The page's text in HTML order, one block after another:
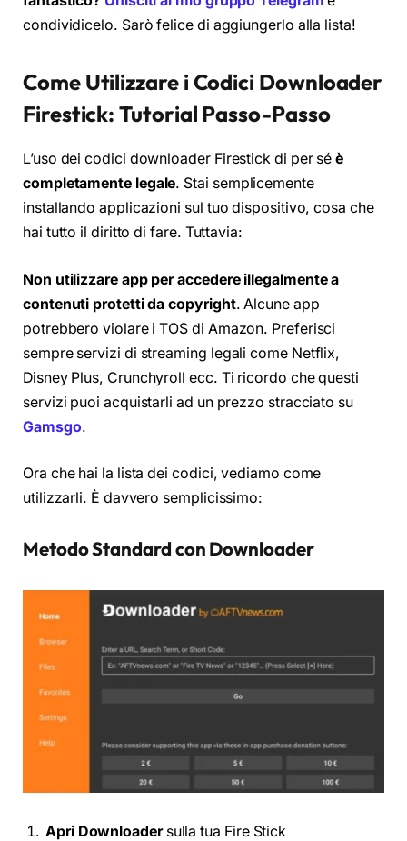
condividicelo. Sarò felice di aggiungerlo alla lista!
Come Utilizzare i Codici Downloader
Firestick: Tutorial Passo-Passo
L’uso dei codici downloader Firestick di per séè
completamente legale. Stai semplicemente
installando applicazioni sul tuo dispositivo, cosa che
hai tutto il diritto di fare. Tuttavia:
Non utilizzare app per accedere illegalmente a
contenuti protetti da copyright. Alcune app
potrebbero violare i TOS di Amazon. Preferisci
sempre servizi di streaming legali come Netflix,
Disney Plus, Crunchyroll ecc. Ti ricordo che questi
servizi puoi acquistarli ad un prezzo stracciato su
Gamsgo.
Ora che hai la lista dei codici, vediamo come
utilizzarli. È davvero semplicissimo:
Metodo Standard con Downloader
Apri Downloadersulla tua Fire Stick